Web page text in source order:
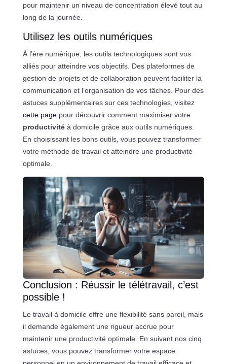
pour maintenir un niveau de concentration élevé tout au
long de la journée.
Utilisez les outils numériques
À l’ère numérique, les outils technologiques sont vos
alliés pour atteindre vos objectifs. Des plateformes de
gestion de projets et de collaboration peuvent faciliter la
communication et l’organisation de vos tâches. Pour des
astuces supplémentaires sur ces technologies, visitez
cette pagepour découvrir comment maximiser votre
productivitéà domicile grâce aux outils numériques.
En choisissant les bons outils, vous pouvez transformer
votre méthode de travail et atteindre une productivité
optimale.
Conclusion : Réussir le télétravail, c’est
possible !
Le travail à domicile offre une flexibilité sans pareil, mais
il demande également une rigueur accrue pour
maintenir une productivité optimale. En suivant nos cinq
astuces, vous pouvez transformer votre espace